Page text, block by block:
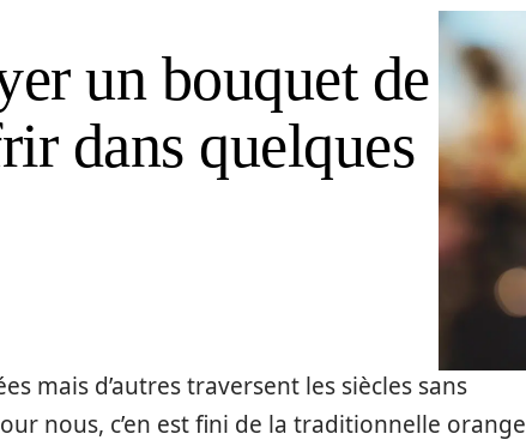
un bouquet de
dans quelques
mais d’autres traversent les siècles sans
nous, c’en est fini de la traditionnelle orange